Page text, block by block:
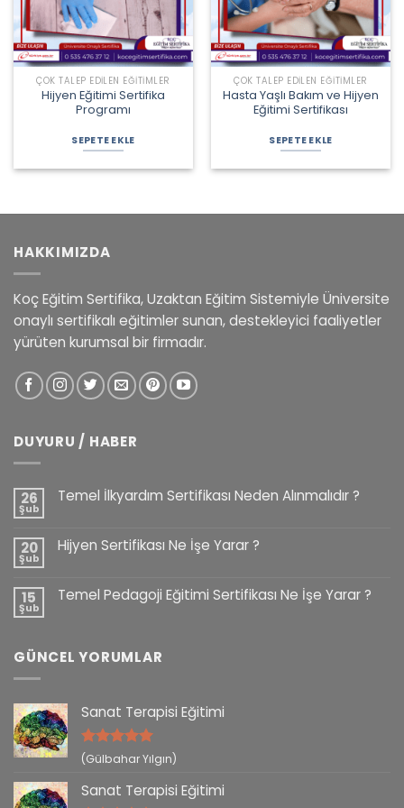
ÇOK TALEP EDILEN EĞITIMLER
Hijyen Eğitimi Sertifika
Programı
fiyat:
1.000,00 ₺.
andaki
fiyat:
750,00 ₺.
SEPETE EKLE
ÇOK TALEP EDILEN EĞITIMLER
Hasta Yaşlı Bakım ve Hijyen
Eğitimi Sertifikası
fiyat:
2.775,00 ₺.
andaki
fiyat:
2.400,00 ₺.
SEPETE EKLE
HAKKIMIZDA
Koç Eğitim Sertifika, Uzaktan Eğitim Sistemiyle Üniversite
onaylı sertifikalı eğitimler sunan, destekleyici faaliyetler
yürüten kurumsal bir firmadır.
DUYURU / HABER
26
Şub
Temel İlkyardım Sertifikası Neden Alınmalıdır ?
20
Şub
Hijyen Sertifikası Ne İşe Yarar ?
15
Şub
Temel Pedagoji Eğitimi Sertifikası Ne İşe Yarar ?
GÜNCEL YORUMLAR
Sanat Terapisi Eğitimi
5 üzerinden
(Gülbahar Yılgın)
Sanat Terapisi Eğitimi